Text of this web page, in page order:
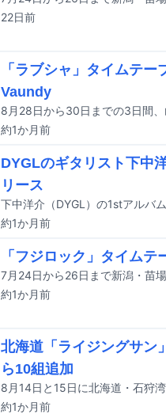
22日前
「ラブシャ」タイムテ
Vaundy
約1か月前
DYGLのギタリスト下中
リース
約1か月前
「フジロック」タイム
約1か月前
北海道「ライジングサン
ら10組追加
約1か月前